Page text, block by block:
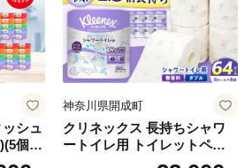
シュ
個入
】
神奈川県開成町
クリネックス 長持ちシャワ
ートイレ用 トイレットペー
パー（ダブル）64ロール(8ロ